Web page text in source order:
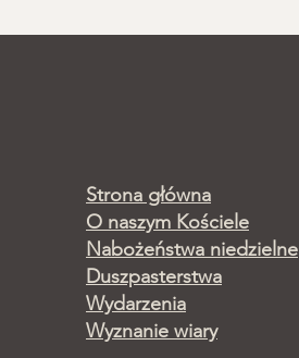
Strona główna
O naszym Kościele
Nabożeństwa niedzielne
Duszpasterstwa
Wydarzenia
Wyznanie wiary